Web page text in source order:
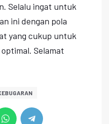
Selalu ingat untuk
ini dengan pola
yang cukup untuk
Selamat